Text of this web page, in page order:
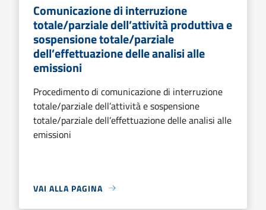
Comunicazione di interruzione
totale/parziale dell’attività produttiva e
sospensione totale/parziale
dell’effettuazione delle analisi alle
emissioni
Procedimento di comunicazione di interruzione
totale/parziale dell’attività e sospensione
totale/parziale dell’effettuazione delle analisi alle
emissioni
VAI ALLA PAGINA